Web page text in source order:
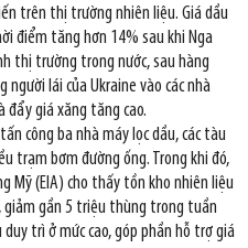
trên thị trường nhiên liệu. Giá dầu
điểm tăng hơn 14% sau khi Nga
thị trường trong nước, sau hàng
người lái của Ukraine vào các nhà
đẩy giá xăng tăng cao.
công ba nhà máy lọc dầu, các tàu
trạm bơm đường ống. Trong khi đó,
Mỹ (EIA) cho thấy tồn kho nhiên liệu
giảm gần 5 triệu thùng trong tuần
trì ở mức cao, góp phần hỗ trợ giá